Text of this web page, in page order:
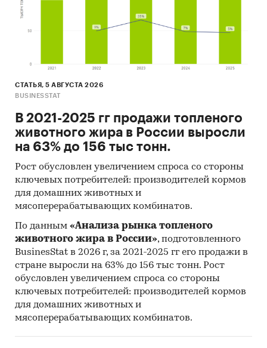
СТАТЬЯ, 5 АВГУСТА 2026
BUSINESSTAT
В 2021-2025 гг продажи топленого
животного жира в России выросли
на 63% до 156 тыс тонн.
Рост обусловлен увеличением спроса со стороны
ключевых потребителей: производителей кормов
для домашних животных и
мясоперерабатывающих комбинатов.
По данным «Анализа рынка топленого
животного жира в России», подготовленного
BusinesStat в 2026 г, за 2021-2025 гг его продажи в
стране выросли на 63% до 156 тыс тонн. Рост
обусловлен увеличением спроса со стороны
ключевых потребителей: производителей кормов
для домашних животных и
мясоперерабатывающих комбинатов.